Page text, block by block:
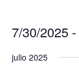
7/30/2025 -
fecha.
julio 2025